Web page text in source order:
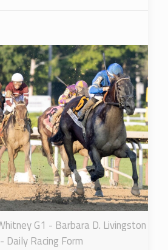
G1 - Barbara D. Livingston
- Daily Racing Form